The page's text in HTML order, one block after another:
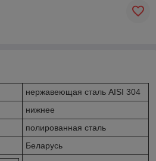
нержавеющая сталь AISI 304
нижнее
полированная сталь
Беларусь